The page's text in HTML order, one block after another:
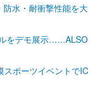
水・耐衝撃性能を大
をデモ展示……ALSO
スポーツイベントでIC